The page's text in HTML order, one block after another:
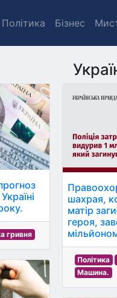
Політика Бізнес
гривня
шахрая,
матір
героя,
Політика
Машина.